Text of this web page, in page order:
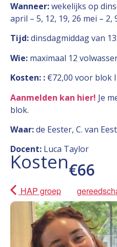
Wanneer:wekelijks op
april – 5, 12, 19, 26 mei – 2,
Tijd:dinsdagmiddag van
Wie: maximaal 12
Kosten: : €72,00 voor blok
Aanmelden kan hier! Je
blok.
Waar:de Eester, C. van
Docent: Luca Taylor
Kosten€66
HAP groep